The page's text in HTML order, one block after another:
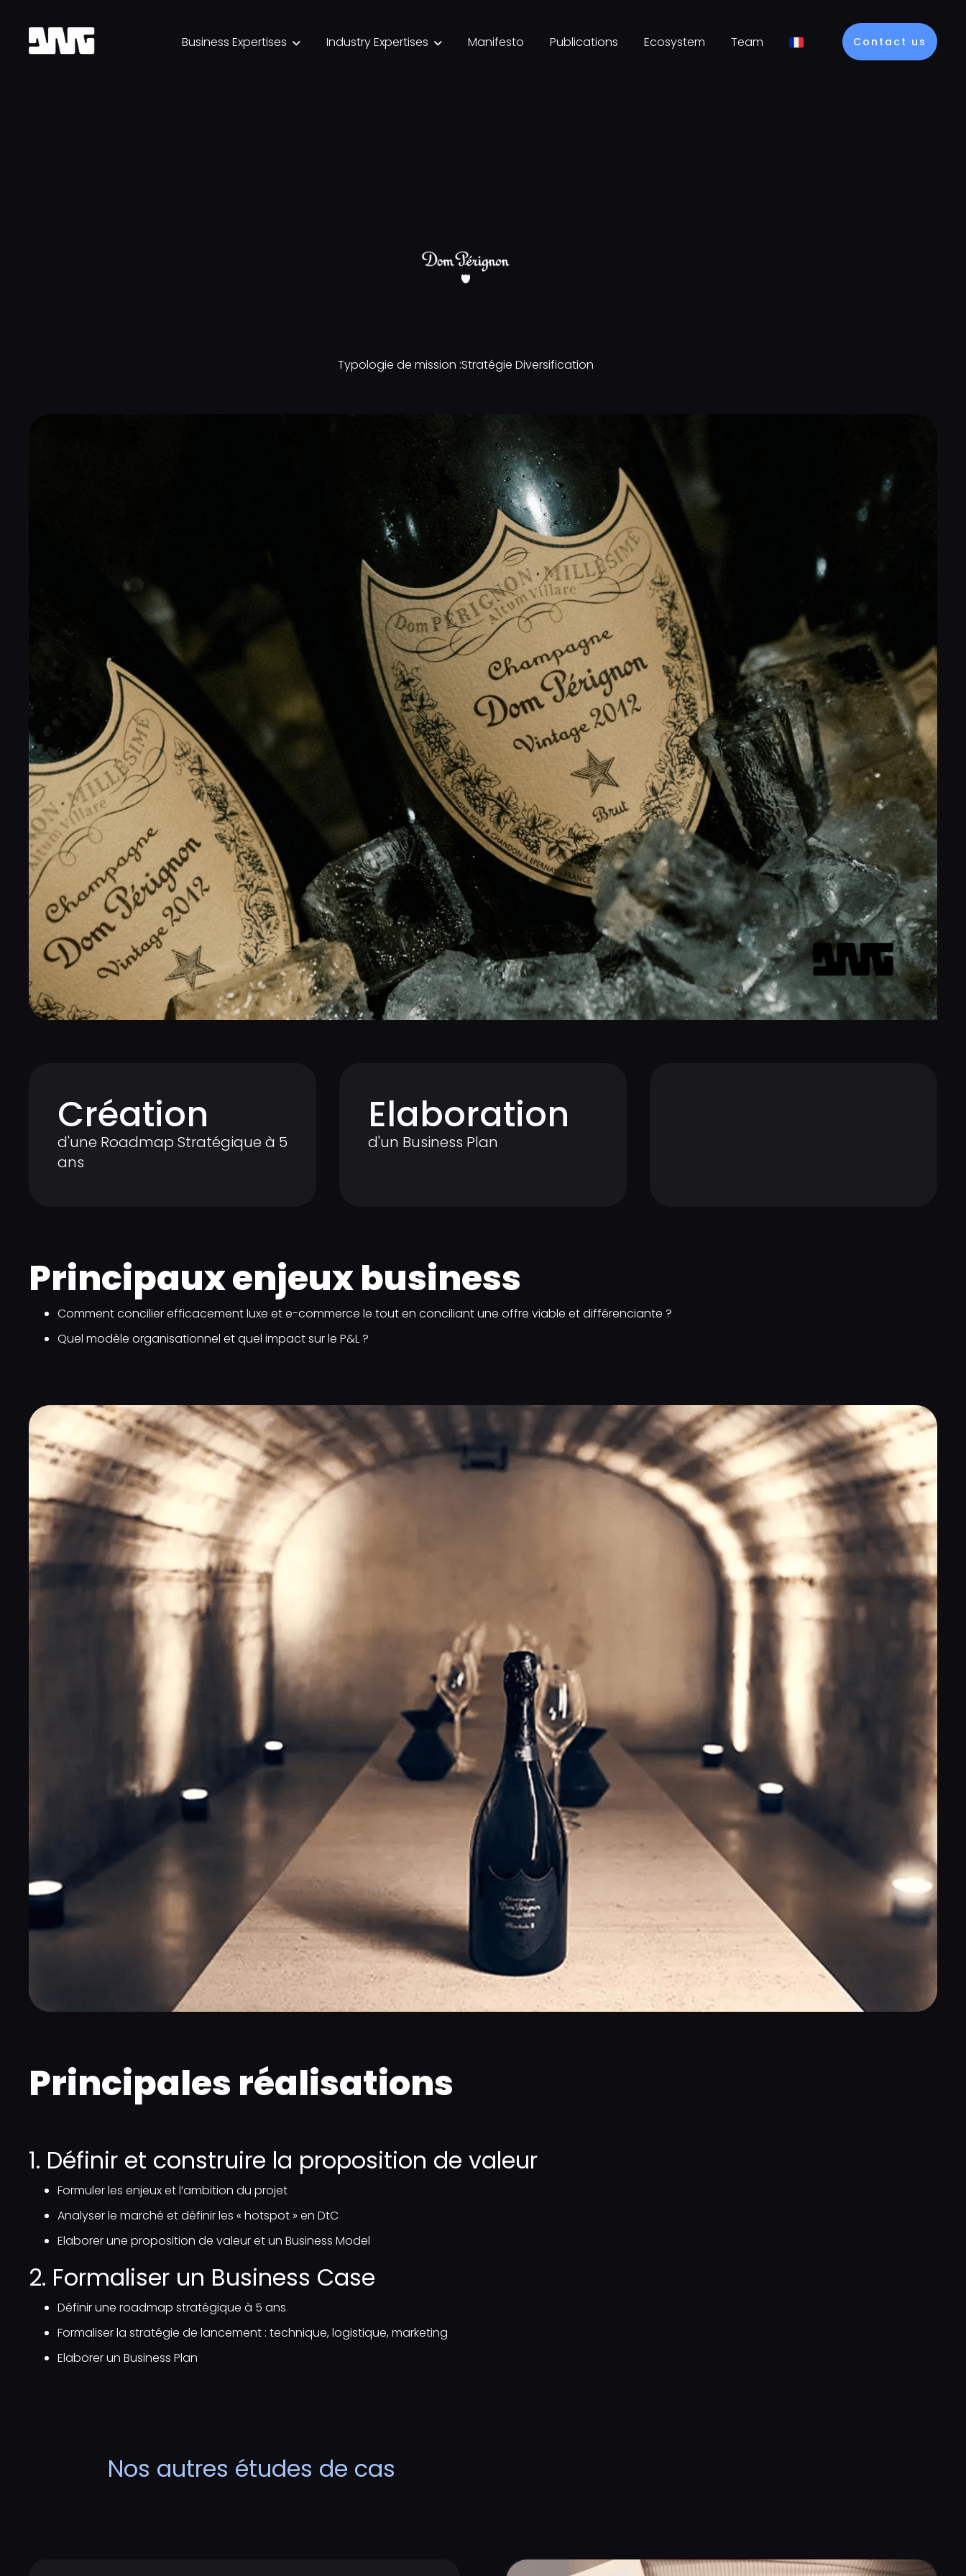
Business Expertises  Industry Expertises  Manifesto Publications Ecosystem Team Contact us
Typologie de mission :Stratégie Diversification
Création
d'une Roadmap Stratégique à 5
ans
Elaboration
d'un Business Plan
Principaux enjeux business
Comment concilier efficacement luxe et e-commerce le tout en conciliant une offre viable et différenciante ?​
Quel modèle organisationnel et quel impact sur le P&L ?​
Principales réalisations
1. Définir et construire la proposition de valeur​
Formuler les enjeux et l’ambition du projet​
Analyser le marché et définir les « hotspot » en DtC​
Elaborer une proposition de valeur et un Business Model​
2. Formaliser un Business Case​
Définir une roadmap stratégique à 5 ans​
Formaliser la stratégie de lancement : technique, logistique, marketing​
Elaborer un Business Plan​
Nos autres études de cas